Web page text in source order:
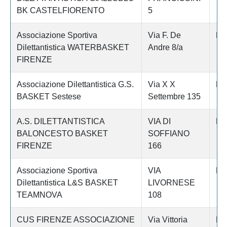
BK CASTELFIORENTO
5
Associazione Sportiva
Dilettantistica WATERBASKET
FIRENZE
Via F. De
Andre 8/a
Associazione Dilettantistica G.S.
BASKET Sestese
Via X X
Settembre 135
A.S. DILETTANTISTICA
BALONCESTO BASKET
FIRENZE
VIA DI
SOFFIANO
166
Associazione Sportiva
Dilettantistica L&S BASKET
TEAMNOVA
VIA
LIVORNESE
108
CUS FIRENZE ASSOCIAZIONE
Via Vittoria